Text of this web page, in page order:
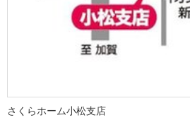
さくらホーム小松支店